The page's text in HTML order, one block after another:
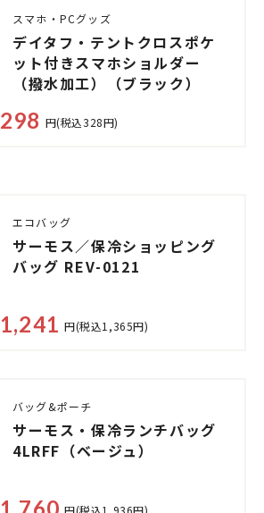
スマホ・PCグッズ
デイタフ・テントクロスポケ
ット付きスマホショルダー
（撥水加工）（ブラック）
298 円(税込328円)
エコバッグ
サーモス／保冷ショッピング
バッグ REV-0121
1,241 円(税込1,365円)
バッグ&ポーチ
サーモス・保冷ランチバッグ
4LRFF（ベージュ）
円(税込1,936円)